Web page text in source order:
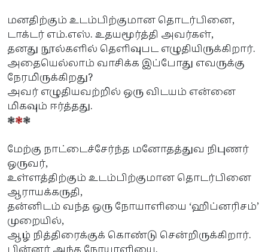
மனதிற்கும் உடம்பிற்குமான தொடர்பினை,
டாக்டர் எம்.எஸ். உதயமூர்த்தி அவர்கள்,
தனது நூல்களில் தெளிவுபட எழுதியிருக்கிறார்.
அதையெல்லாம் வாசிக்க இப்போது எவருக்கு
நேரமிருக்கிறது?
அவர் எழுதியவற்றில் ஒரு விடயம் என்னை
மிகவும் ஈர்த்தது.
❃❃❃
மேற்கு நாட்டைச்சேர்ந்த மனோதத்துவ நிபுணர்
ஒருவர்,
உள்ளத்திற்கும் உடம்பிற்குமான தொடர்பினை
ஆராயக்கருதி,
தன்னிடம் வந்த ஒரு நோயாளியை ‘ஹிப்னரிசம்’
முறையில்,
ஆழ் நித்திரைக்குக் கொண்டு சென்றிருக்கிறார்.